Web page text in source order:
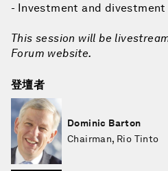
- Investment and divestment
This session will be
Forum website.
登壇者
Dominic Barton
Chairman, Rio Tinto